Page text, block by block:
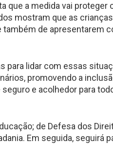
que a medida vai proteger
mostram que as
também de apresentarem
para lidar com essas
promovendo a
e acolhedor para
de Defesa dos
Em seguida, seguirá